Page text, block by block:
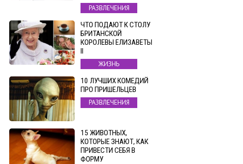
РАЗВЛЕЧЕНИЯ
ЧТО ПОДАЮТ К СТОЛУ
БРИТАНСКОЙ
КОРОЛЕВЫ ЕЛИЗАВЕТЫ
II
ЖИЗНЬ
10 ЛУЧШИХ КОМЕДИЙ
ПРО ПРИШЕЛЬЦЕВ
РАЗВЛЕЧЕНИЯ
15 ЖИВОТНЫХ,
КОТОРЫЕ ЗНАЮТ, КАК
ПРИВЕСТИ СЕБЯ В
ФОРМУ